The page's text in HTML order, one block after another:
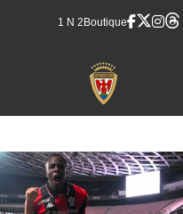
1 N 2 Boutique